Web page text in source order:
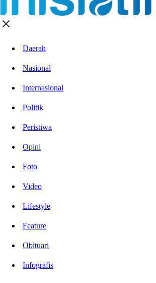
Daerah
Nasional
Internasional
Politik
Peristiwa
Opini
Foto
Video
Lifestyle
Feature
Obituari
Infografis